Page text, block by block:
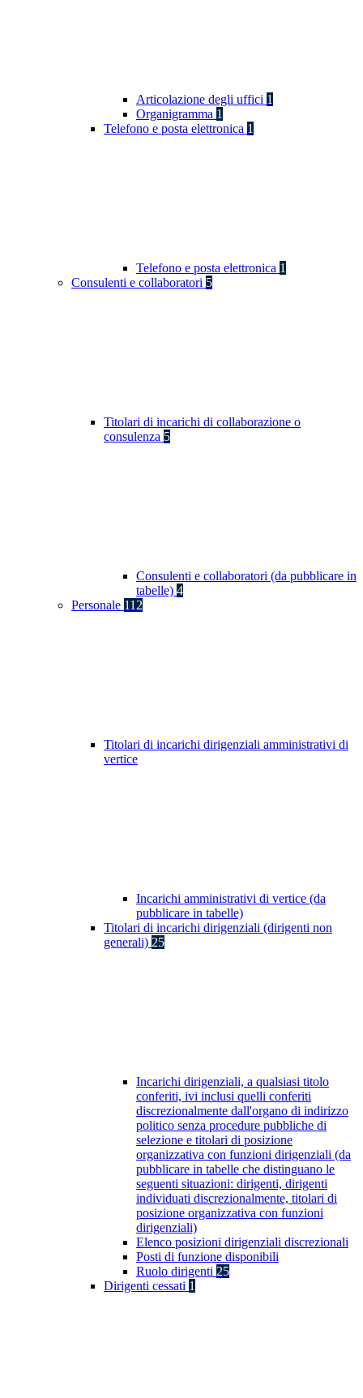
Articolazione degli uffici 1
Organigramma 1
Telefono e posta elettronica 1
Telefono e posta elettronica 1
Consulenti e collaboratori 5
Titolari di incarichi di collaborazione o
consulenza 5
Consulenti e collaboratori (da pubblicare in
tabelle) 4
Personale 112
Titolari di incarichi dirigenziali amministrativi di
vertice
Incarichi amministrativi di vertice (da
pubblicare in tabelle)
Titolari di incarichi dirigenziali (dirigenti non
generali) 25
Incarichi dirigenziali, a qualsiasi titolo
conferiti, ivi inclusi quelli conferiti
discrezionalmente dall'organo di indirizzo
politico senza procedure pubbliche di
selezione e titolari di posizione
organizzativa con funzioni dirigenziali (da
pubblicare in tabelle che distinguano le
seguenti situazioni: dirigenti, dirigenti
individuati discrezionalmente, titolari di
posizione organizzativa con funzioni
dirigenziali)
Elenco posizioni dirigenziali discrezionali
Posti di funzione disponibili
Ruolo dirigenti 25
Dirigenti cessati 1